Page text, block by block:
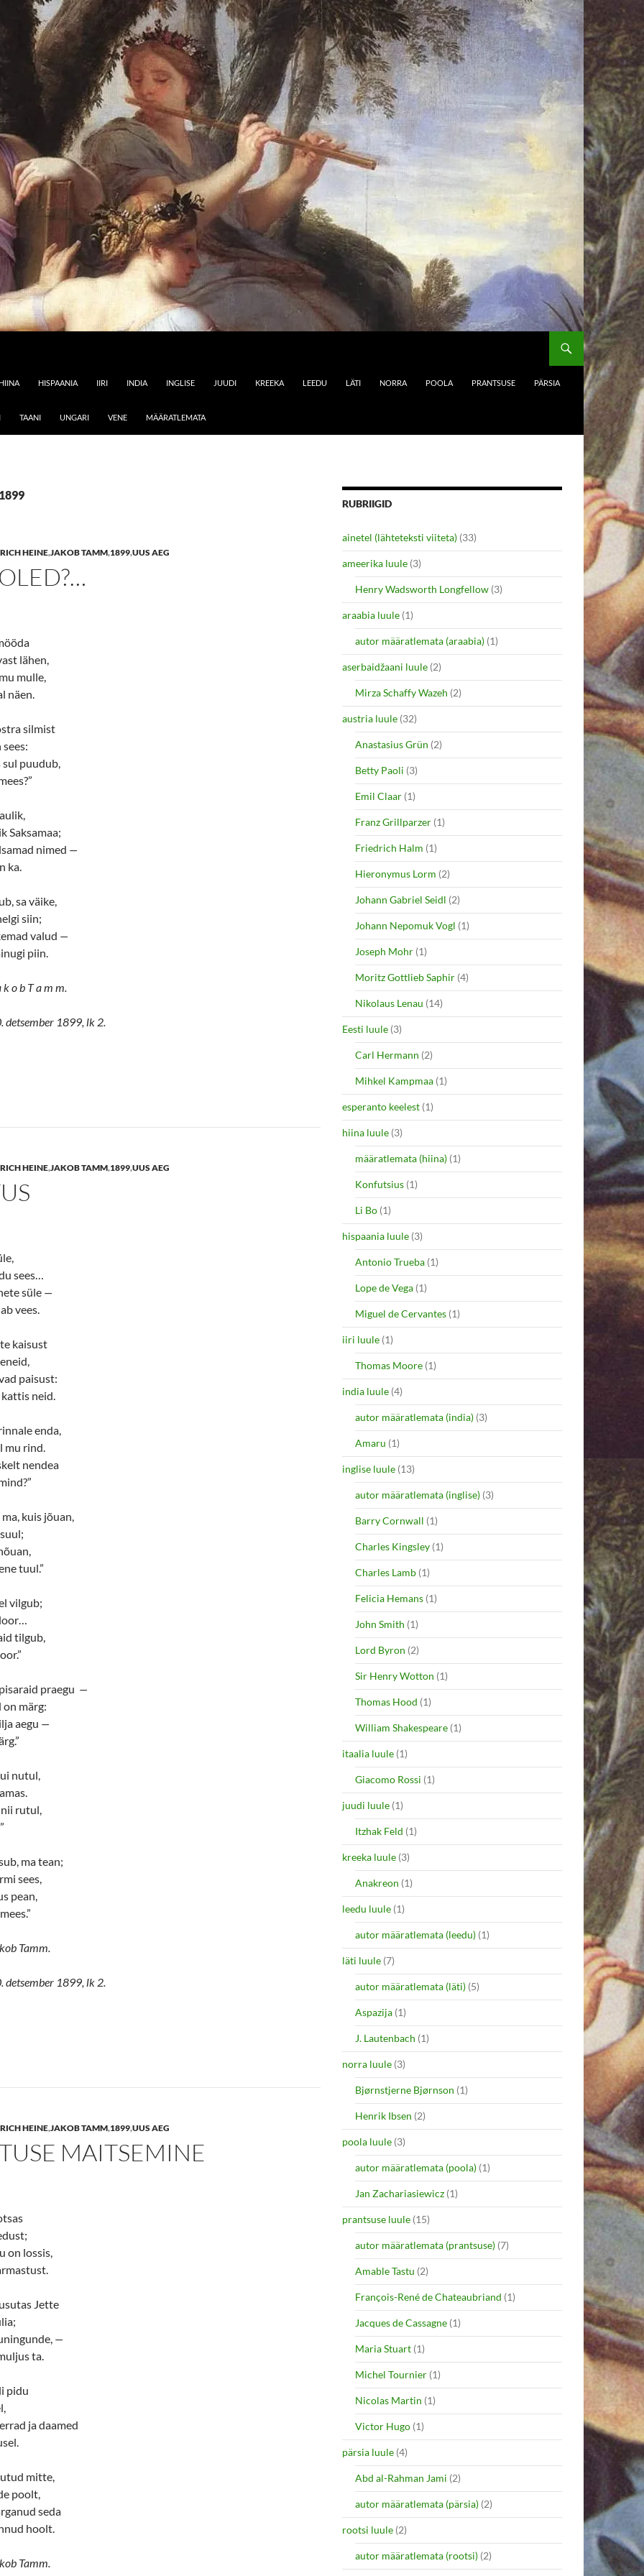
HIINA HISPAANIA IIRI INDIA INGLISE JUUDI KREEKA LEEDU LÄTI NORRA POOLA PRANTSUSE PÄRSIA
TAANI UNGARI VENE MÄÄRATLEMATA
HEINE,JAKOB TAMM,1899,UUS AEG
lähen,
mulle,
näen.
silmist
sul puudub,
Saksamaa;
nimed —
ka.
sa väike,
siin;
valud —
piin.
k o b T a m m.
detsember 1899, lk 2.
HEINE,JAKOB TAMM,1899,UUS AEG
sees…
süle —
vees.
kaisust
paisust:
kattis neid.
enda,
mu rind.
nendea
kuis jõuan,
tuul.”
vilgub;
tilgub,
praegu —
on märg:
aegu —
nutul,
nii rutul,
ma tean;
sees,
pean,
Tamm.
detsember 1899, lk 2.
HEINE,JAKOB TAMM,1899,UUS AEG
MAITSEMINE
on lossis,
Jette
—
ta.
pidu
ja daamed
mitte,
poolt,
seda
hoolt.
Tamm.
RUBRIIGID
ainetel (lähteteksti viiteta) (33)
ameerika luule (3)
Henry Wadsworth Longfellow (3)
araabia luule (1)
autor määratlemata (araabia) (1)
aserbaidžaani luule (2)
Mirza Schaffy Wazeh (2)
austria luule (32)
Anastasius Grün (2)
Betty Paoli (3)
Emil Claar (1)
Franz Grillparzer (1)
Friedrich Halm (1)
Hieronymus Lorm (2)
Johann Gabriel Seidl (2)
Johann Nepomuk Vogl (1)
Joseph Mohr (1)
Moritz Gottlieb Saphir (4)
Nikolaus Lenau (14)
Eesti luule (3)
Carl Hermann (2)
Mihkel Kampmaa (1)
esperanto keelest (1)
hiina luule (3)
määratlemata (hiina) (1)
Konfutsius (1)
Li Bo (1)
hispaania luule (3)
Antonio Trueba (1)
Lope de Vega (1)
Miguel de Cervantes (1)
iiri luule (1)
Thomas Moore (1)
india luule (4)
autor määratlemata (india) (3)
Amaru (1)
inglise luule (13)
autor määratlemata (inglise) (3)
Barry Cornwall (1)
Charles Kingsley (1)
Charles Lamb (1)
Felicia Hemans (1)
John Smith (1)
Lord Byron (2)
Sir Henry Wotton (1)
Thomas Hood (1)
William Shakespeare (1)
itaalia luule (1)
Giacomo Rossi (1)
juudi luule (1)
Itzhak Feld (1)
kreeka luule (3)
Anakreon (1)
leedu luule (1)
autor määratlemata (leedu) (1)
läti luule (7)
autor määratlemata (läti) (5)
Aspazija (1)
J. Lautenbach (1)
norra luule (3)
Bjørnstjerne Bjørnson (1)
Henrik Ibsen (2)
poola luule (3)
autor määratlemata (poola) (1)
Jan Zachariasiewicz (1)
prantsuse luule (15)
autor määratlemata (prantsuse) (7)
Amable Tastu (2)
François-René de Chateaubriand (1)
Jacques de Cassagne (1)
Maria Stuart (1)
Michel Tournier (1)
Nicolas Martin (1)
Victor Hugo (1)
pärsia luule (4)
Abd al-Rahman Jami (2)
autor määratlemata (pärsia) (2)
rootsi luule (2)
autor määratlemata (rootsi) (2)